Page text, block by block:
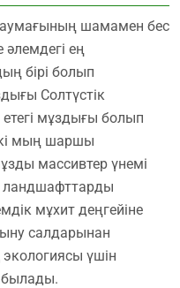
шамамен бес
ең
бірі болып
Солтүстік
мұздығы болып
мың шаршы
массивтер үнемі
ландшафттарды
мұхит деңгейіне
салдарынан
үшін